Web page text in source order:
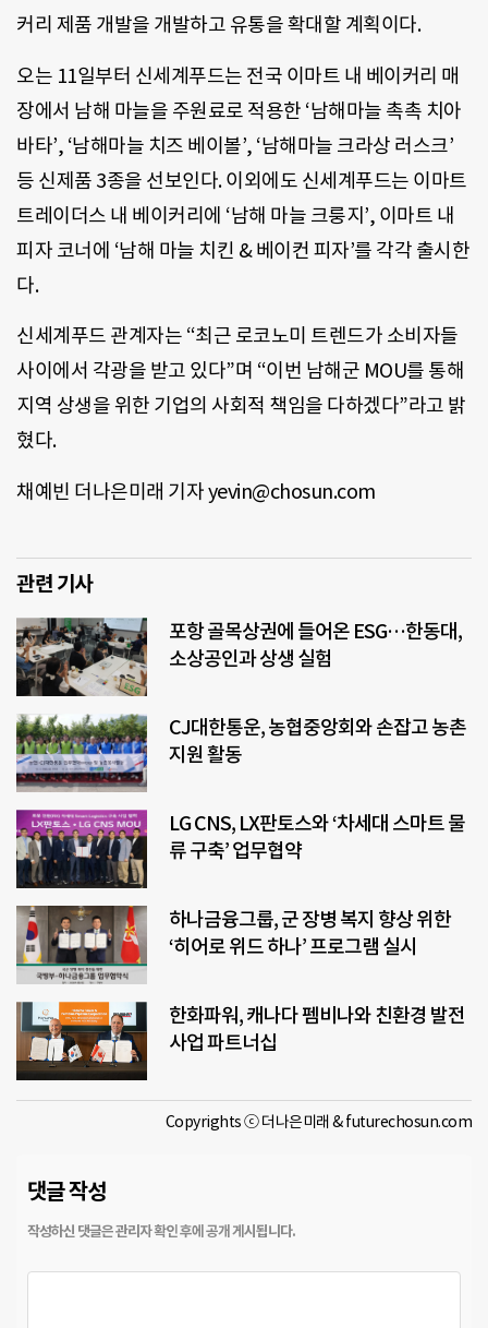
커리 제품 개발을 개발하고 유통을 확대할 계획이다.
오는 11일부터 신세계푸드는 전국 이마트 내 베이커리 매
장에서 남해 마늘을 주원료로 적용한 ‘남해마늘 촉촉 치아
바타’, ‘남해마늘 치즈 베이볼’, ‘남해마늘 크라상 러스크’
등 신제품 3종을 선보인다. 이외에도 신세계푸드는 이마트
트레이더스 내 베이커리에 ‘남해 마늘 크룽지’, 이마트 내
피자 코너에 ‘남해 마늘 치킨 & 베이컨 피자’를 각각 출시한
다.
신세계푸드 관계자는 “최근 로코노미 트렌드가 소비자들
사이에서 각광을 받고 있다”며 “이번 남해군 MOU를 통해
지역 상생을 위한 기업의 사회적 책임을 다하겠다”라고 밝
혔다.
채예빈 더나은미래 기자 yevin@chosun.com
관련 기사
포항 골목상권에 들어온 ESG…한동대,
소상공인과 상생 실험
CJ대한통운, 농협중앙회와 손잡고 농촌
지원 활동
LG CNS, LX판토스와 ‘차세대 스마트 물
류 구축’ 업무협약
하나금융그룹, 군 장병 복지 향상 위한
‘히어로 위드 하나’ 프로그램 실시
한화파워, 캐나다 펨비나와 친환경 발전
사업 파트너십
Copyrights ⓒ 더나은미래 & futurechosun.com
댓글 작성